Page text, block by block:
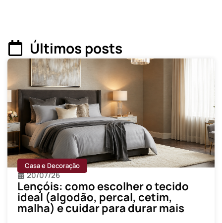
Últimos posts
Casa e Decoração
20/07/26
Lençóis: como escolher o tecido
ideal (algodão, percal, cetim,
malha) e cuidar para durar mais